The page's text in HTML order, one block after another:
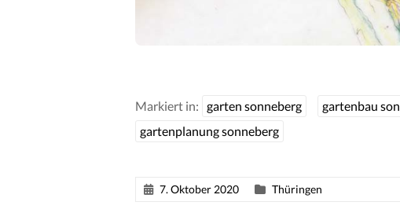
Markiert in: garten sonneberg gartenbau
gartenplanung sonneberg
7. Oktober 2020 Thüringen